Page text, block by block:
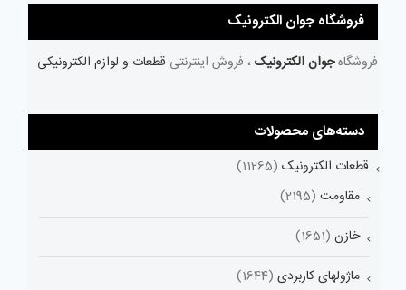
فروشگاه جوان الکترونیک
فروشگاهجوان الکترونیک ، فروش اینترنتی قطعات و لوازم الکترونیکی
دسته‌های محصولات
قطعات الکترونیک (11265)
مقاومت (2195)
خازن (1651)
ماژولهای کاربردی (1644)